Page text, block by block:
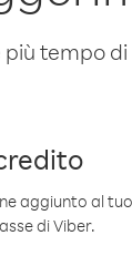
tempo
aggiunto al
di Viber.